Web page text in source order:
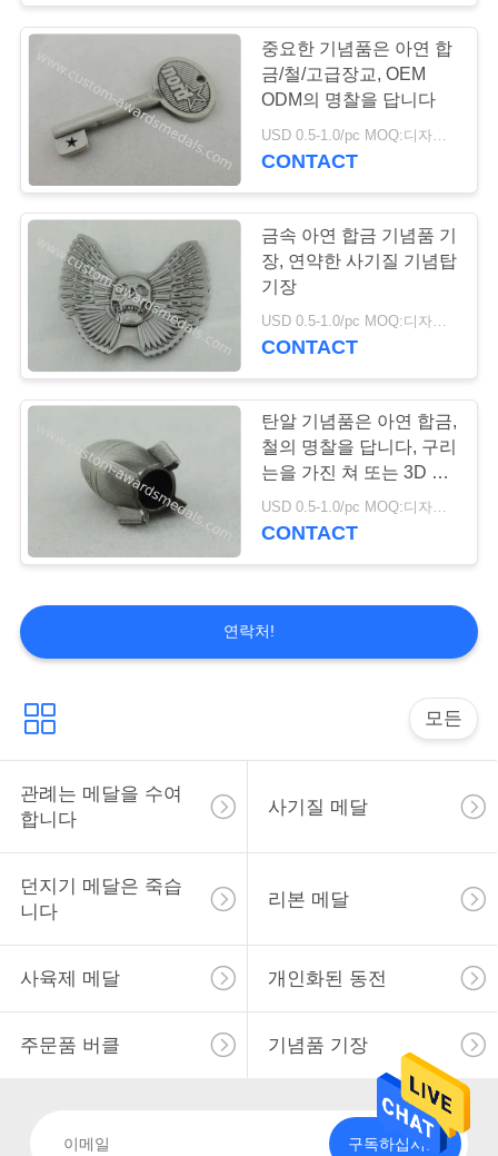
중요한 기념품은 아연 합
금/철/고급장교, OEM
ODM의 명찰을 답니다
USD 0.5-1.0/pc MOQ:디자인 당 100 PC
CONTACT
금속 아연 합금 기념품 기
장, 연약한 사기질 기념탑
기장
USD 0.5-1.0/pc MOQ:디자인 당 100 PC
CONTACT
탄알 기념품은 아연 합금,
철의 명찰을 답니다, 구리
는을 가진 쳐 또는 3D 죽
습니다
USD 0.5-1.0/pc MOQ:디자인 당 100 PC
CONTACT
연락처!
모든
관례는 메달을 수여
합니다
사기질 메달
던지기 메달은 죽습
니다
리본 메달
사육제 메달 개인화된 동전
주문품 버클 기념품 기장
구독하십시오